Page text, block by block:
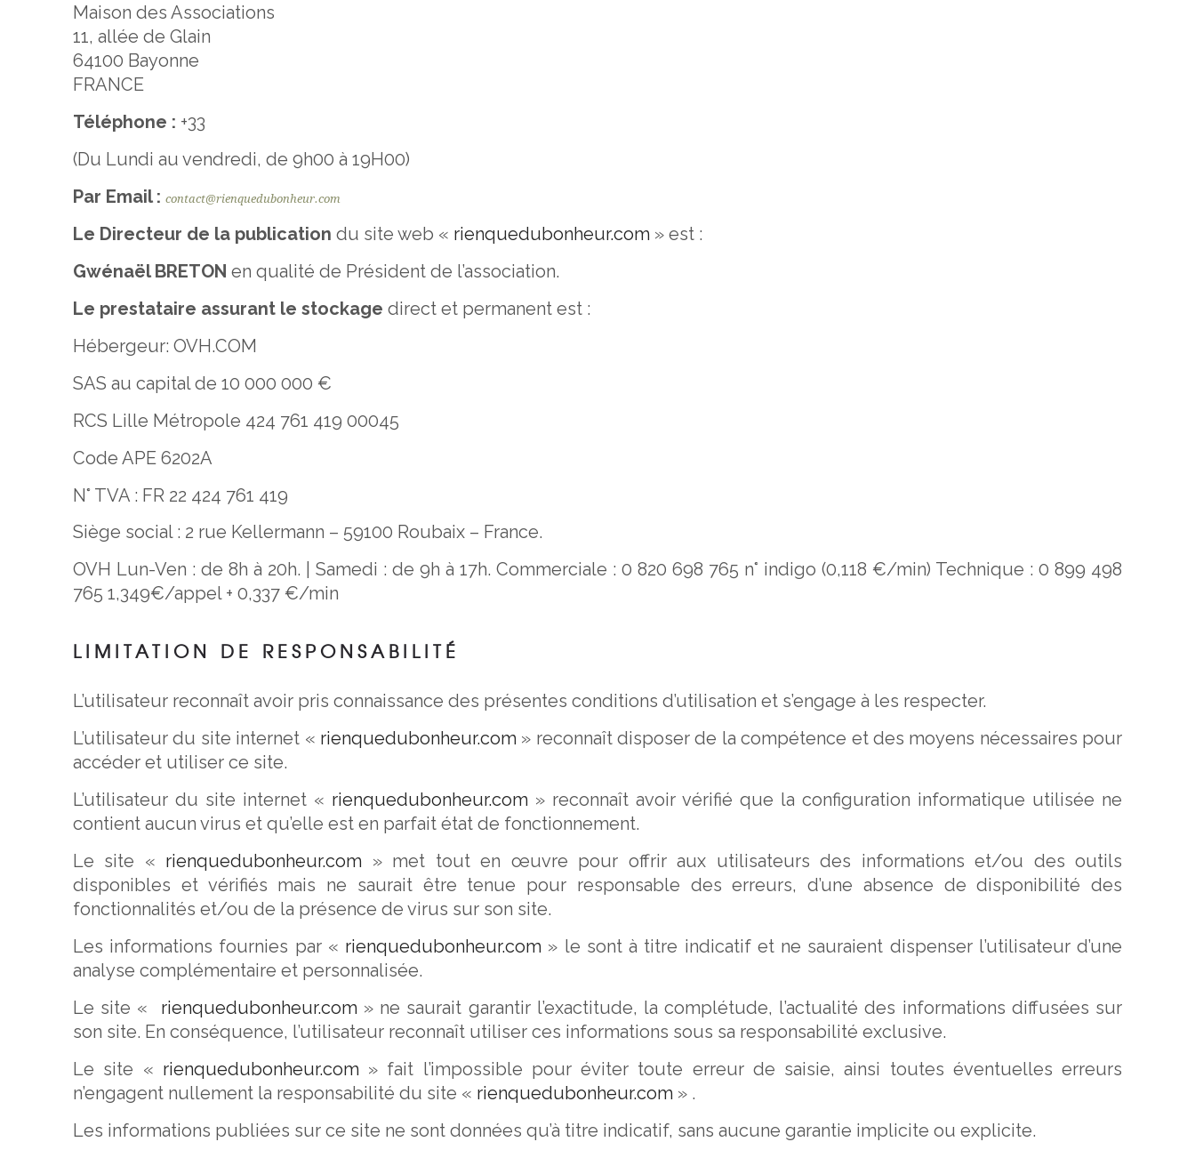
Maison des Associations
11, allée de Glain
64100 Bayonne
FRANCE
Téléphone : +33
(Du Lundi au vendredi, de 9h00 à 19H00)
Par Email : contact@rienquedubonheur.com
Le Directeur de la publication du site web « rienquedubonheur.com » est :
Gwénaël BRETON en qualité de Président de l’association.
Le prestataire assurant le stockage direct et permanent est :
Hébergeur: OVH.COM
SAS au capital de 10 000 000 €
RCS Lille Métropole 424 761 419 00045
Code APE 6202A
N° TVA : FR 22 424 761 419
Siège social : 2 rue Kellermann – 59100 Roubaix – France.
OVH Lun-Ven : de 8h à 20h. | Samedi : de 9h à 17h. Commerciale : 0 820 698 765 n° indigo (0,118 €/min) Technique : 0 899 498
765 1,349€/appel + 0,337 €/min
LIMITATION DE RESPONSABILITÉ
L’utilisateur reconnaît avoir pris connaissance des présentes conditions d’utilisation et s’engage à les respecter.
L’utilisateur du site internet « rienquedubonheur.com » reconnaît disposer de la compétence et des moyens nécessaires pour
accéder et utiliser ce site.
L’utilisateur du site internet « rienquedubonheur.com » reconnaît avoir vérifié que la configuration informatique utilisée ne
contient aucun virus et qu’elle est en parfait état de fonctionnement.
Le site « rienquedubonheur.com » met tout en œuvre pour offrir aux utilisateurs des informations et/ou des outils
disponibles et vérifiés mais ne saurait être tenue pour responsable des erreurs, d’une absence de disponibilité des
fonctionnalités et/ou de la présence de virus sur son site.
Les informations fournies par « rienquedubonheur.com » le sont à titre indicatif et ne sauraient dispenser l’utilisateur d’une
analyse complémentaire et personnalisée.
Le site « rienquedubonheur.com » ne saurait garantir l’exactitude, la complétude, l’actualité des informations diffusées sur
son site. En conséquence, l’utilisateur reconnaît utiliser ces informations sous sa responsabilité exclusive.
Le site « rienquedubonheur.com » fait l’impossible pour éviter toute erreur de saisie, ainsi toutes éventuelles erreurs
n’engagent nullement la responsabilité du site « rienquedubonheur.com » .
Les informations publiées sur ce site ne sont données qu’à titre indicatif, sans aucune garantie implicite ou explicite.